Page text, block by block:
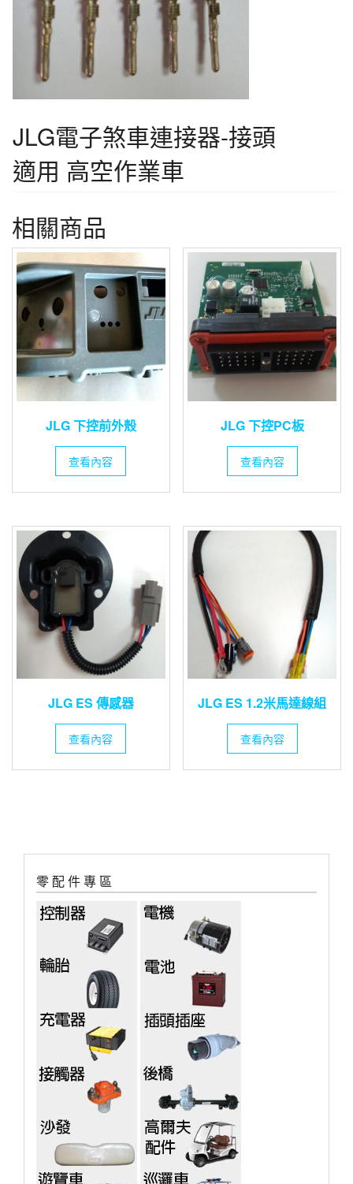
JLG電子煞車連接器-接頭
適用 高空作業車
相關商品
JLG 下控前外殼
查看內容
JLG 下控PC板
查看內容
JLG ES 傳感器
查看內容
JLG ES 1.2米馬達線組
查看內容
零 配 件 專 區